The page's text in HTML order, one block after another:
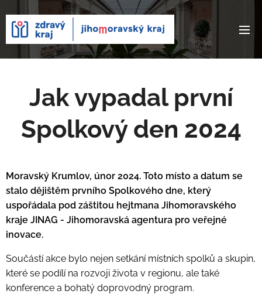
Jak vypadal první
Spolkový den 2024
Moravský Krumlov, únor 2024. Toto místo a datum se
stalo dějištěm prvního Spolkového dne, který
uspořádala pod záštitou hejtmana Jihomoravského
kraje JINAG - Jihomoravská agentura pro veřejné
inovace.
Součástí akce bylo nejen setkání místních spolků a skupin,
které se podílí na rozvoji života v regionu, ale také
konference a bohatý doprovodný program.